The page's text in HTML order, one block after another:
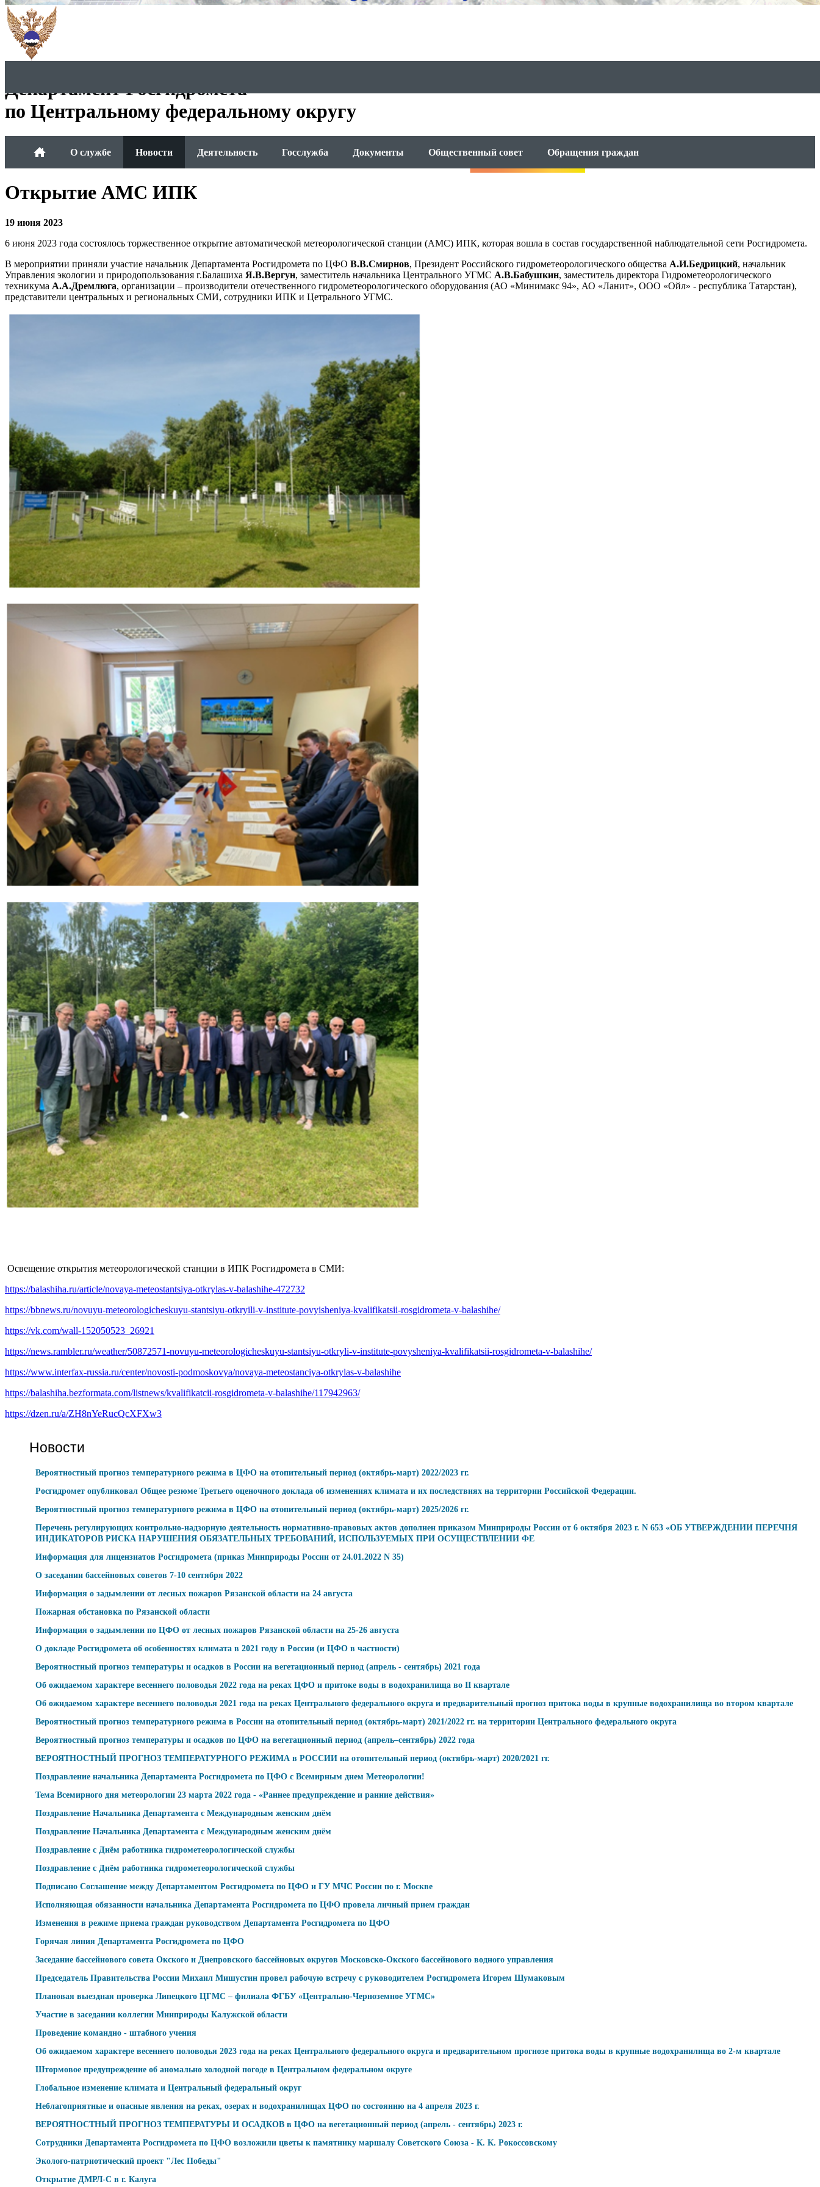
Департамент Росгидромета
по Центральному федеральному округу
О службе Новости Деятельность Госслужба Документы Общественный совет Обращения граждан
Открытие АМС ИПК
19 июня 2023
6 июня 2023 года состоялось торжественное открытие автоматической метеорологической станции (АМС) ИПК, которая вошла в состав государственной наблюдательной сети Росгидромета.
В мероприятии приняли участие начальник Департамента Росгидромета по ЦФО В.В.Смирнов, Президент Российского гидрометеорологического общества А.И.Бедрицкий, начальник
Управления экологии и природопользования г.Балашиха Я.В.Вергун, заместитель начальника Центрального УГМС А.В.Бабушкин, заместитель директора Гидрометеорологического
техникума А.А.Дремлюга, организации – производители отечественного гидрометеорологического оборудования (АО «Минимакс 94», АО «Ланит», ООО «Ойл» - республика Татарстан),
представители центральных и региональных СМИ, сотрудники ИПК и Цетрального УГМС.
Освещение открытия метеорологической станции в ИПК Росгидромета в СМИ:
https://balashiha.ru/article/novaya-meteostantsiya-otkrylas-v-balashihe-472732
https://bbnews.ru/novuyu-meteorologicheskuyu-stantsiyu-otkryili-v-institute-povyisheniya-kvalifikatsii-rosgidrometa-v-balashihe/
https://vk.com/wall-152050523_26921
https://news.rambler.ru/weather/50872571-novuyu-meteorologicheskuyu-stantsiyu-otkryli-v-institute-povysheniya-kvalifikatsii-rosgidrometa-v-balashihe/
https://www.interfax-russia.ru/center/novosti-podmoskovya/novaya-meteostanciya-otkrylas-v-balashihe
https://balashiha.bezformata.com/listnews/kvalifikatcii-rosgidrometa-v-balashihe/117942963/
https://dzen.ru/a/ZH8nYeRucQcXFXw3
Новости
Вероятностный прогноз температурного режима в ЦФО на отопительный период (октябрь-март) 2022/2023 гг.
Росгидромет опубликовал Общее резюме Третьего оценочного доклада об изменениях климата и их последствиях на территории Российской Федерации.
Вероятностный прогноз температурного режима в ЦФО на отопительный период (октябрь-март) 2025/2026 гг.
Перечень регулирующих контрольно-надзорную деятельность нормативно-правовых актов дополнен приказом Минприроды России от 6 октября 2023 г. N 653 «ОБ УТВЕРЖДЕНИИ ПЕРЕЧНЯ
ИНДИКАТОРОВ РИСКА НАРУШЕНИЯ ОБЯЗАТЕЛЬНЫХ ТРЕБОВАНИЙ, ИСПОЛЬЗУЕМЫХ ПРИ ОСУЩЕСТВЛЕНИИ ФЕ
Информация для лицензиатов Росгидромета (приказ Минприроды России от 24.01.2022 N 35)
О заседании бассейновых советов 7-10 сентября 2022
Информация о задымлении от лесных пожаров Рязанской области на 24 августа
Пожарная обстановка по Рязанской области
Информация о задымлении по ЦФО от лесных пожаров Рязанской области на 25-26 августа
О докладе Росгидромета об особенностях климата в 2021 году в России (и ЦФО в частности)
Вероятностный прогноз температуры и осадков в России на вегетационный период (апрель - сентябрь) 2021 года
Об ожидаемом характере весеннего половодья 2022 года на реках ЦФО и притоке воды в водохранилища во II квартале
Об ожидаемом характере весеннего половодья 2021 года на реках Центрального федерального округа и предварительный прогноз притока воды в крупные водохранилища во втором квартале
Вероятностный прогноз температурного режима в России на отопительный период (октябрь-март) 2021/2022 гг. на территории Центрального федерального округа
Вероятностный прогноз температуры и осадков по ЦФО на вегетационный период (апрель–сентябрь) 2022 года
ВЕРОЯТНОСТНЫЙ ПРОГНОЗ ТЕМПЕРАТУРНОГО РЕЖИМА в РОССИИ на отопительный период (октябрь-март) 2020/2021 гг.
Поздравление начальника Департамента Росгидромета по ЦФО с Всемирным днем Метеорологии!
Тема Всемирного дня метеорологии 23 марта 2022 года - «Раннее предупреждение и ранние действия»
Поздравление Начальника Департамента с Международным женским днём
Поздравление Начальника Департамента с Международным женским днём
Поздравление с Днём работника гидрометеорологической службы
Поздравление с Днём работника гидрометеорологической службы
Подписано Соглашение между Департаментом Росгидромета по ЦФО и ГУ МЧС России по г. Москве
Исполняющая обязанности начальника Департамента Росгидромета по ЦФО провела личный прием граждан
Изменения в режиме приема граждан руководством Департамента Росгидромета по ЦФО
Горячая линия Департамента Росгидромета по ЦФО
Заседание бассейнового совета Окского и Днепровского бассейновых округов Московско-Окского бассейнового водного управления
Председатель Правительства России Михаил Мишустин провел рабочую встречу с руководителем Росгидромета Игорем Шумаковым
Плановая выездная проверка Липецкого ЦГМС – филиала ФГБУ «Центрально-Черноземное УГМС»
Участие в заседании коллегии Минприроды Калужской области
Проведение командно - штабного учения
Об ожидаемом характере весеннего половодья 2023 года на реках Центрального федерального округа и предварительном прогнозе притока воды в крупные водохранилища во 2-м квартале
Штормовое предупреждение об аномально холодной погоде в Центральном федеральном округе
Глобальное изменение климата и Центральный федеральный округ
Неблагоприятные и опасные явления на реках, озерах и водохранилищах ЦФО по состоянию на 4 апреля 2023 г.
ВЕРОЯТНОСТНЫЙ ПРОГНОЗ ТЕМПЕРАТУРЫ И ОСАДКОВ в ЦФО на вегетационный период (апрель - сентябрь) 2023 г.
Сотрудники Департамента Росгидромета по ЦФО возложили цветы к памятнику маршалу Советского Союза - К. К. Рокоссовскому
Эколого-патриотический проект "Лес Победы"
Открытие ДМРЛ-С в г. Калуга